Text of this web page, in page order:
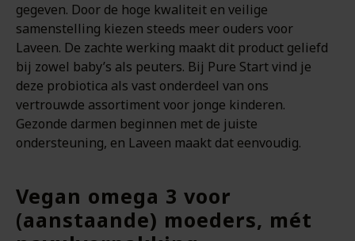
gegeven. Door de hoge kwaliteit en veilige
samenstelling kiezen steeds meer ouders voor
Laveen. De zachte werking maakt dit product geliefd
bij zowel baby’s als peuters. Bij Pure Start vind je
deze probiotica als vast onderdeel van ons
vertrouwde assortiment voor jonge kinderen.
Gezonde darmen beginnen met de juiste
ondersteuning, en Laveen maakt dat eenvoudig.
Vegan omega 3 voor
(aanstaande) moeders, mét